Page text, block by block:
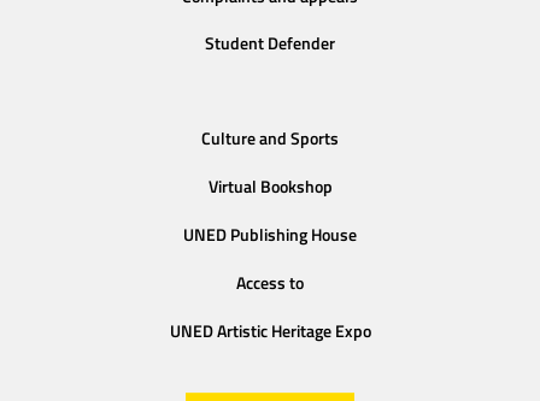
Student Defender
Culture and Sports
Virtual Bookshop
UNED Publishing House
Access to
UNED Artistic Heritage Expo